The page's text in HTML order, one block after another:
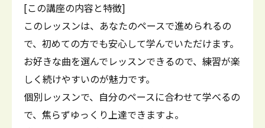
[この講座の内容と特徴]
このレッスンは、あなたのペースで進められるの
で、初めての方でも安心して学んでいただけます。
お好きな曲を選んでレッスンできるので、練習が楽
しく続けやすいのが魅力です。
個別レッスンで、自分のペースに合わせて学べるの
で、焦らずゆっくり上達できますよ。